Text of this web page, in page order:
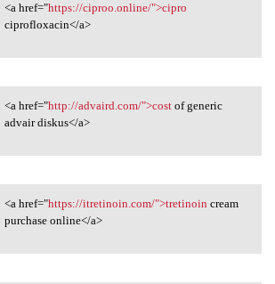
href="https://ciproo
<a href="https://ciproo.online/">cipro
ciprofloxacin</a>
href="http://advaird.com/"
<a href="http://advaird.com/">costof generic
advair diskus</a>
href="https://itretinoin
<a href="https://itretinoin.com/">tretinoin cream
purchase online</a>